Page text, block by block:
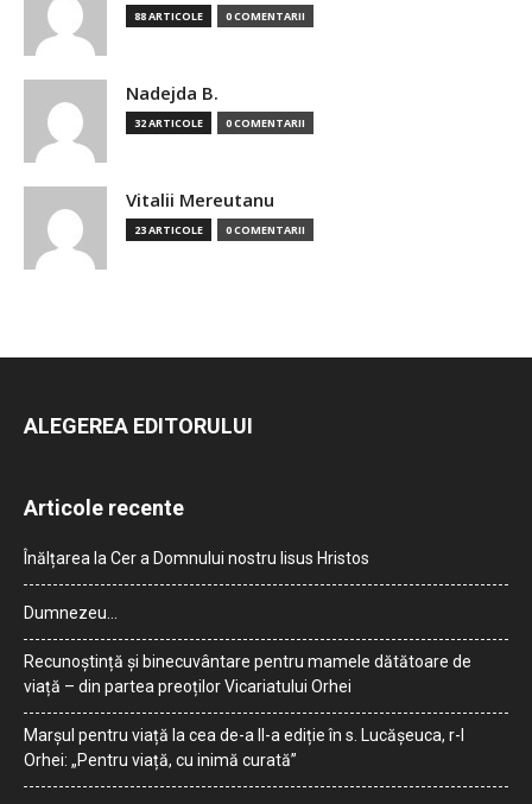
88 ARTICOLE 0 COMENTARII
Nadejda B.
32 ARTICOLE 0 COMENTARII
Vitalii Mereutanu
23 ARTICOLE 0 COMENTARII
ALEGEREA EDITORULUI
Articole recente
Înălțarea la Cer a Domnului nostru Iisus Hristos
Dumnezeu…
Recunoștință și binecuvântare pentru mamele dătătoare de
viață – din partea preoților Vicariatului Orhei
Marșul pentru viață la cea de-a II-a ediție în s. Lucășeuca, r-l
Orhei: „Pentru viață, cu inimă curată”